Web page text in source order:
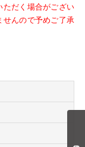
ただく場合がござい
せんので予めご了承